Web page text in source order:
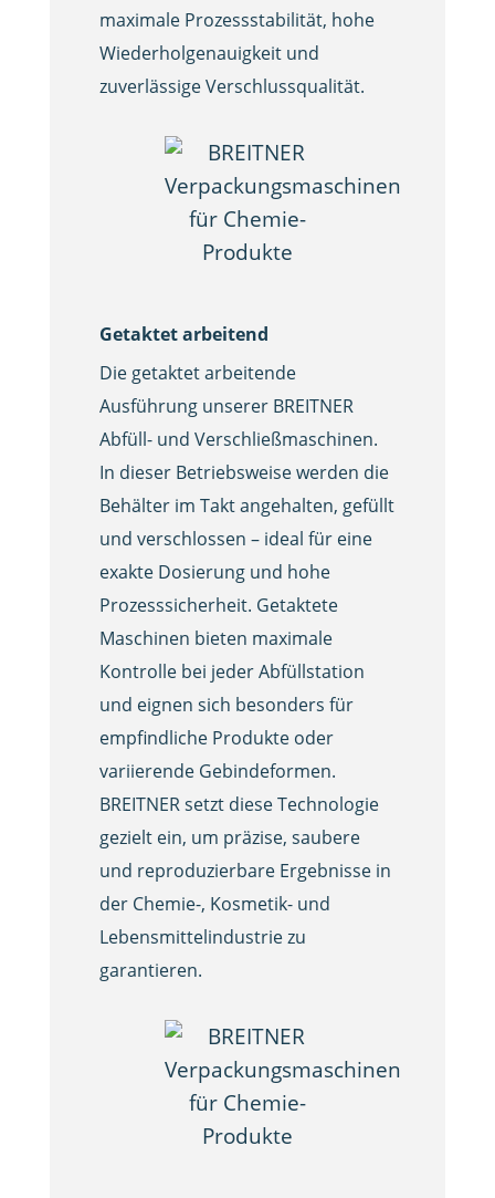
maximale Prozessstabilität, hohe
Wiederholgenauigkeit und
zuverlässige Verschlussqualität.
Getaktet arbeitend
Die getaktet arbeitende
Ausführung unserer BREITNER
Abfüll- und Verschließmaschinen.
In dieser Betriebsweise werden die
Behälter im Takt angehalten, gefüllt
und verschlossen – ideal für eine
exakte Dosierung und hohe
Prozesssicherheit. Getaktete
Maschinen bieten maximale
Kontrolle bei jeder Abfüllstation
und eignen sich besonders für
empfindliche Produkte oder
variierende Gebindeformen.
BREITNER setzt diese Technologie
gezielt ein, um präzise, saubere
und reproduzierbare Ergebnisse in
der Chemie-, Kosmetik- und
Lebensmittelindustrie zu
garantieren.